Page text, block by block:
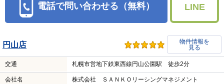
電話で問い合わせる（無料） LINE
円山店
物件情報を
見る
交通 札幌市営地下鉄東西線円山公園駅 徒歩2分
会社名 株式会社 ＳＡＮＫＯリーシングマネジメント